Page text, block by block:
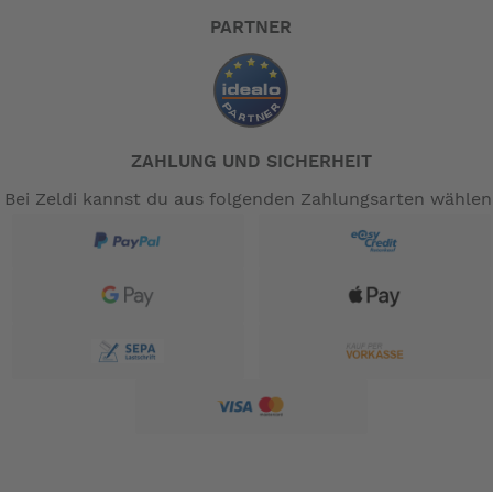
PARTNER
ZAHLUNG UND SICHERHEIT
Bei Zeldi kannst du aus folgenden Zahlungsarten